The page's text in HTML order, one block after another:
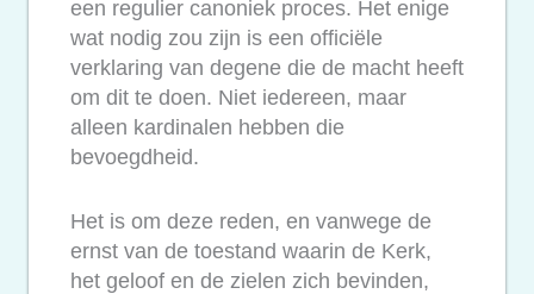
een regulier canoniek proces. Het enige
wat nodig zou zijn is een officiële
verklaring van degene die de macht heeft
om dit te doen. Niet iedereen, maar
alleen kardinalen hebben die
bevoegdheid.
Het is om deze reden, en vanwege de
ernst van de toestand waarin de Kerk,
het geloof en de zielen zich bevinden,